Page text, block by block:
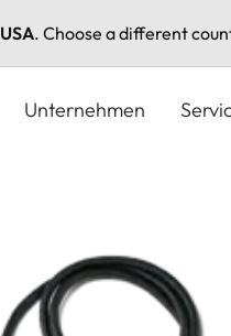
USA. Choose a different
Unternehmen